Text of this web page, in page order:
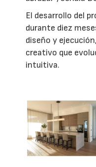
El desarrollo del
durante diez
diseño y
creativo que
intuitiva.